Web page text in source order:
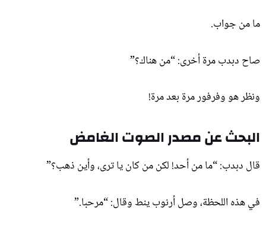
ما من جواب.
صاح دبدب مرة أخرى: “من هناك؟”
ونظر هو وفرفور مرة بعد مرة!
البحث عن مصدر الصوت الغامض
قال دبدب: “ما من أحد! لكن من كان يا ترى، وأين ذهب؟”
في هذه اللحظة، وصل أرنوب ينط وقال: “مرحبا.”